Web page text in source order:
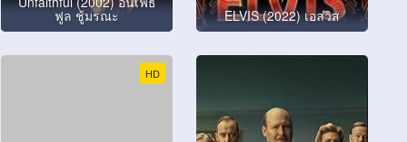
ฟูล ชู้มรณะ ELVIS (2022) เอลวิส
HD